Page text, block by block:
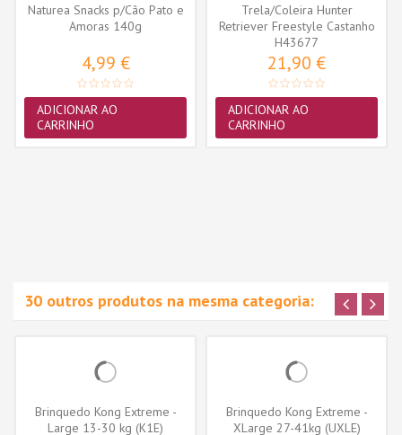
Naturea Snacks p/Cão Pato e
Amoras 140g
4,99 €
ADICIONAR AO
CARRINHO
Trela/Coleira Hunter
Retriever Freestyle Castanho
Escuro...
H43677
21,90 €
ADICIONAR AO
CARRINHO
30 outros produtos na mesma categoria:
Brinquedo Kong Extreme -
Large 13-30 kg (K1E)
Brinquedo Kong Extreme -
XLarge 27-41kg (UXLE)